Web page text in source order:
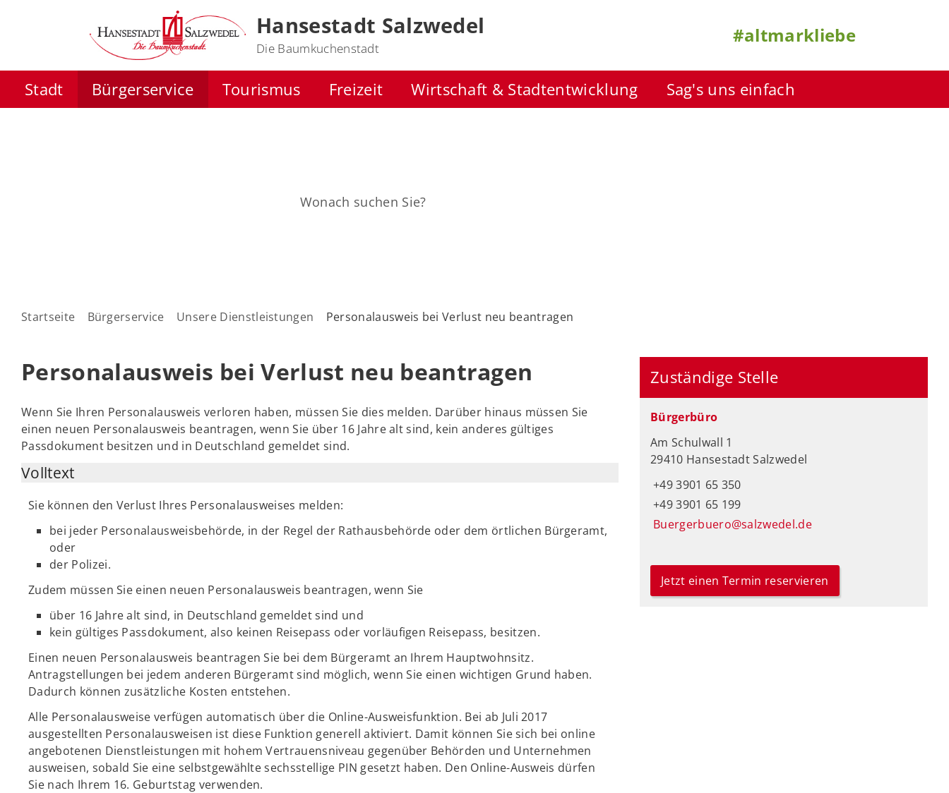
Hansestadt Salzwedel
Die Baumkuchenstadt
#altmarkliebe
Stadt Bürgerservice Tourismus Freizeit Wirtschaft & Stadtentwicklung Sag's uns einfach
Startseite Bürgerservice Unsere Dienstleistungen Personalausweis bei Verlust neu beantragen
Personalausweis bei Verlust neu beantragen
Wenn Sie Ihren Personalausweis verloren haben, müssen Sie dies melden. Darüber hinaus müssen Sie
einen neuen Personalausweis beantragen, wenn Sie über 16 Jahre alt sind, kein anderes gültiges
Passdokument besitzen und in Deutschland gemeldet sind.
Volltext
Sie können den Verlust Ihres Personalausweises melden:
bei jeder Personalausweisbehörde, in der Regel der Rathausbehörde oder dem örtlichen Bürgeramt,
oder
der Polizei.
Zudem müssen Sie einen neuen Personalausweis beantragen, wenn Sie
über 16 Jahre alt sind, in Deutschland gemeldet sind und
kein gültiges Passdokument, also keinen Reisepass oder vorläufigen Reisepass, besitzen.
Einen neuen Personalausweis beantragen Sie bei dem Bürgeramt an Ihrem Hauptwohnsitz.
Antragstellungen bei jedem anderen Bürgeramt sind möglich, wenn Sie einen wichtigen Grund haben.
Dadurch können zusätzliche Kosten entstehen.
Alle Personalausweise verfügen automatisch über die Online-Ausweisfunktion. Bei ab Juli 2017
ausgestellten Personalausweisen ist diese Funktion generell aktiviert. Damit können Sie sich bei online
angebotenen Dienstleistungen mit hohem Vertrauensniveau gegenüber Behörden und Unternehmen
ausweisen, sobald Sie eine selbstgewählte sechsstellige PIN gesetzt haben. Den Online-Ausweis dürfen
Sie nach Ihrem 16. Geburtstag verwenden.
Zuständige Stelle
Bürgerbüro
Am Schulwall 1
29410 Hansestadt Salzwedel
+49 3901 65 350
+49 3901 65 199
Buergerbuero@salzwedel.de
Jetzt einen Termin reservieren